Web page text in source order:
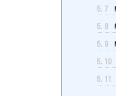
5.7
5.8
5.9
5.10
5.11